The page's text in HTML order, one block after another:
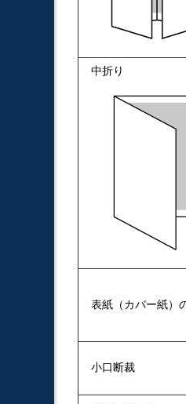
中折り
表紙（カバー紙）
小口断裁